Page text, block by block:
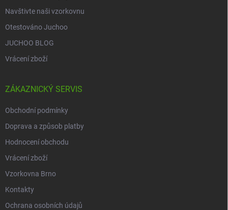
Navštivte naši vzorkovnu
Otestováno Juchoo
JUCHOO BLOG
Vrácení zboží
ZÁKAZNICKÝ SERVIS
Obchodní podmínky
Doprava a způsob platby
Hodnocení obchodu
Vrácení zboží
Vzorkovna Brno
Kontakty
Ochrana osobních údajů